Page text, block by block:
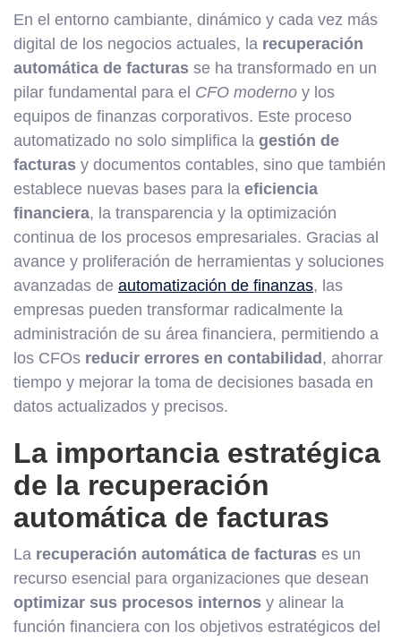
En el entorno cambiante, dinámico y cada vez más
digital de los negocios actuales, la recuperación
automática de facturas se ha transformado en un
pilar fundamental para el CFO moderno y los
equipos de finanzas corporativos. Este proceso
automatizado no solo simplifica la gestión de
facturas y documentos contables, sino que también
establece nuevas bases para la eficiencia
financiera, la transparencia y la optimización
continua de los procesos empresariales. Gracias al
avance y proliferación de herramientas y soluciones
avanzadas de automatización de finanzas, las
empresas pueden transformar radicalmente la
administración de su área financiera, permitiendo a
los CFOs reducir errores en contabilidad , ahorrar
tiempo y mejorar la toma de decisiones basada en
datos actualizados y precisos.
La importancia estratégica
de la recuperación
automática de facturas
La recuperación automática de facturas es un
recurso esencial para organizaciones que desean
optimizar sus procesos internos y alinear la
función financiera con los objetivos estratégicos del